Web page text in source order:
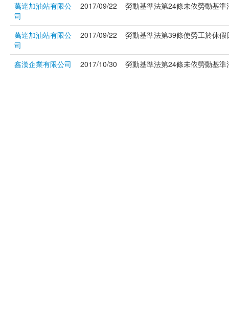
萬達加油站有限公
司
2017/09/22 勞動基準法第24條未依勞動基
萬達加油站有限公
司
2017/09/22 勞動基準法第39條使勞工於休
鑫漢企業有限公司 2017/10/30 勞動基準法第24條未依勞動基